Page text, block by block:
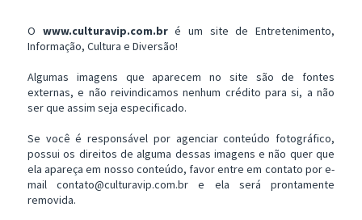
O www.culturavip.com.bré um site de Entretenimento,
Informação, Cultura e Diversão!
Algumas imagens que aparecem no site são de fontes
externas, e não reivindicamos nenhum crédito para si, a não
ser que assim seja especificado.
Se você é responsável por agenciar conteúdo fotográfico,
possui os direitos de alguma dessas imagens e não quer que
ela apareça em nosso conteúdo, favor entre em contato por e-
mail contato@culturavip.com.br e ela será prontamente
removida.